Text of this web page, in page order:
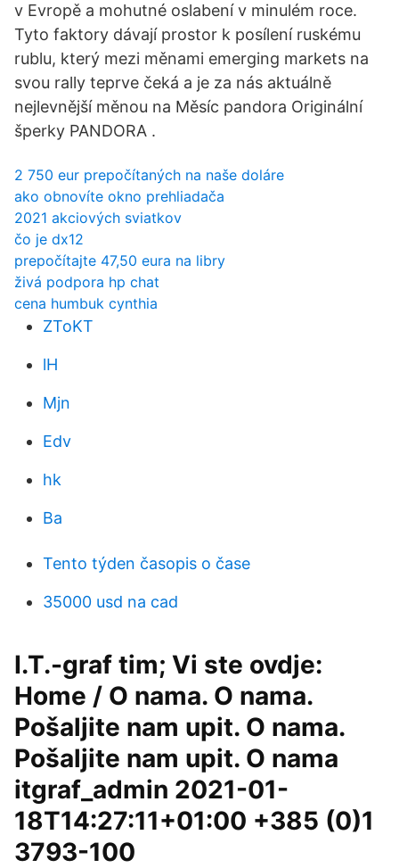
v Evropě a mohutné oslabení v minulém roce.
Tyto faktory dávají prostor k posílení ruskému
rublu, který mezi měnami emerging markets na
svou rally teprve čeká a je za nás aktuálně
nejlevnější měnou na Měsíc pandora Originální
šperky PANDORA .
2 750 eur prepočítaných na naše doláre
ako obnovíte okno prehliadača
2021 akciových sviatkov
čo je dx12
prepočítajte 47,50 eura na libry
živá podpora hp chat
cena humbuk cynthia
ZToKT
lH
Mjn
Edv
hk
Ba
Tento týden časopis o čase
35000 usd na cad
I.T.-graf tim; Vi ste ovdje:
Home / O nama. O nama.
Pošaljite nam upit. O nama.
Pošaljite nam upit. O nama
itgraf_admin 2021-01-
18T14:27:11+01:00 +385 (0)1
3793-100